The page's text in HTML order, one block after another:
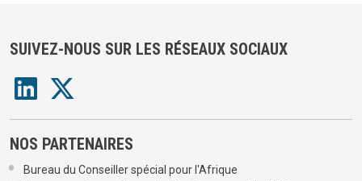
SUIVEZ-NOUS SUR LES RÉSEAUX SOCIAUX
NOS PARTENAIRES
Bureau du Conseiller spécial pour l'Afrique